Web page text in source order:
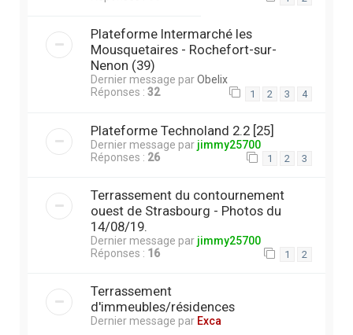
Plateforme Intermarché les
Mousquetaires - Rochefort-sur-
Nenon (39)
Dernier message parObelix
Réponses : 32 1 2 3 4
Plateforme Technoland 2.2 [25]
Dernier message par jimmy25700
Réponses : 26 1 2 3
Terrassement du contournement
ouest de Strasbourg - Photos du
14/08/19.
Dernier message par jimmy25700
Réponses : 16 1 2
Terrassement
d'immeubles/résidences
Dernier message par Exca